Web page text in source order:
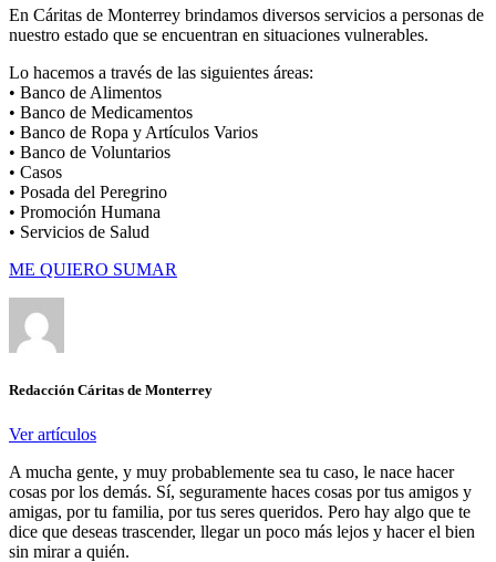
En Cáritas de Monterrey brindamos diversos servicios a personas de
nuestro estado que se encuentran en situaciones vulnerables.
Lo hacemos a través de las siguientes áreas:
• Banco de Alimentos
• Banco de Medicamentos
• Banco de Ropa y Artículos Varios
• Banco de Voluntarios
• Casos
• Posada del Peregrino
• Promoción Humana
• Servicios de Salud
ME QUIERO SUMAR
Redacción Cáritas de Monterrey
Ver artículos
A mucha gente, y muy probablemente sea tu caso, le nace hacer
cosas por los demás. Sí, seguramente haces cosas por tus amigos y
amigas, por tu familia, por tus seres queridos. Pero hay algo que te
dice que deseas trascender, llegar un poco más lejos y hacer el bien
sin mirar a quién.